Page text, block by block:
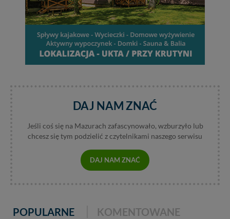
DAJ NAM ZNAĆ
Jeśli coś się na Mazurach zafascynowało, wzburzyło lub
chcesz się tym podzielić z czytelnikami naszego serwisu
DAJ NAM ZNAĆ
POPULARNE KOMENTOWANE